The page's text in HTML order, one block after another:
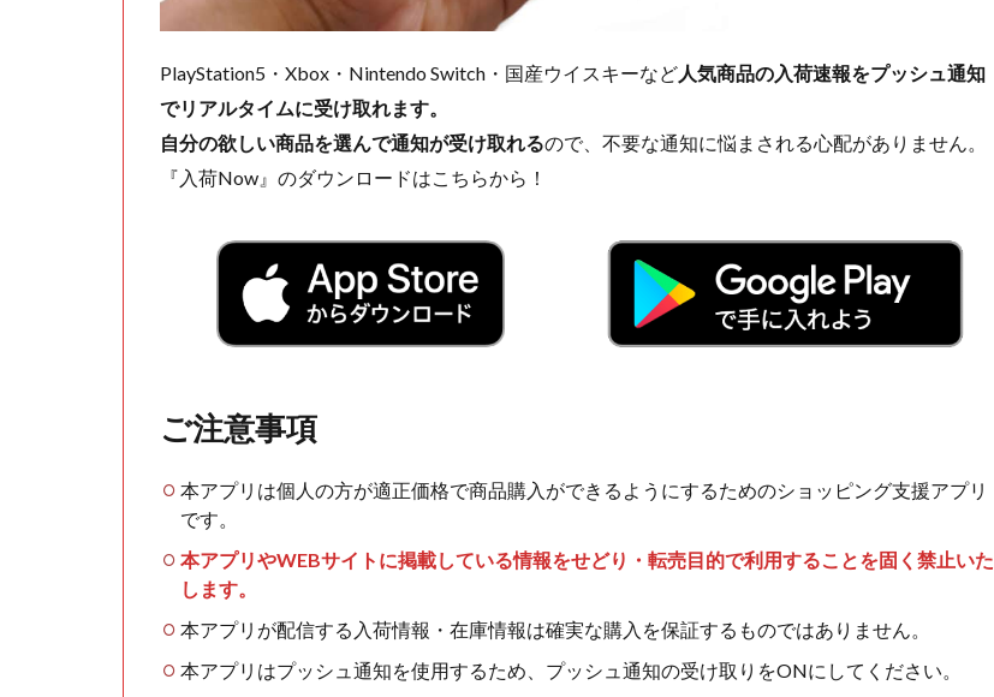
PlayStation5・Xbox・Nintendo Switch・国産ウイスキーなど人気商品の入荷速報をプッシュ通知
でリアルタイムに受け取れます。
自分の欲しい商品を選んで通知が受け取れるので、不要な通知に悩まされる心配がありません。
『入荷Now』のダウンロードはこちらから！
ご注意事項
本アプリは個人の方が適正価格で商品購入ができるようにするためのショッピング支援アプリ
です。
本アプリやWEBサイトに掲載している情報をせどり・転売目的で利用することを固く禁止いた
します。
本アプリが配信する入荷情報・在庫情報は確実な購入を保証するものではありません。
本アプリはプッシュ通知を使用するため、プッシュ通知の受け取りをONにしてください。